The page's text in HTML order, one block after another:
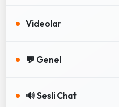
Videolar
💬 Genel
🔊 Sesli Chat